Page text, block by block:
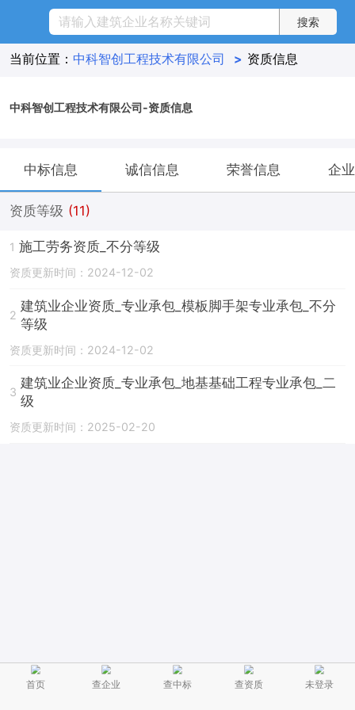
当前位置： 中科智创工程技术有限公司 > 资质信息
中科智创工程技术有限公司-资质信息
中标信息 诚信信息 荣誉信息 企
资质等级 (11)
1 施工劳务资质_不分等级
资质更新时间：2024-12-02
2
建筑业企业资质_专业承包_模板脚手架专业承包_不分
等级
资质更新时间：2024-12-02
3
建筑业企业资质_专业承包_地基基础工程专业承包_二
级
资质更新时间：2025-02-20
首页 查企业 查中标 查资质 未登录